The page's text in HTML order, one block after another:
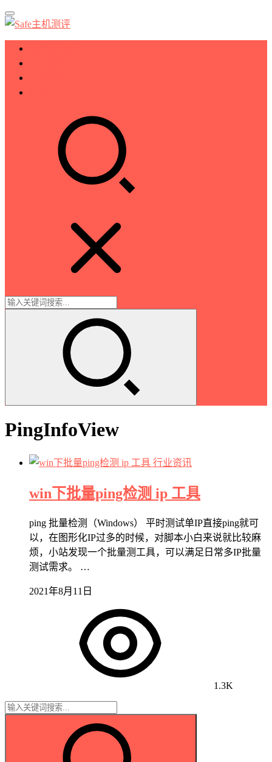
PingInfoView
行业资讯
win下批量ping检测 ip 工具
ping 批量检测（Windows） 平时测试单IP直接ping就可
以，在图形化IP过多的时候，对脚本小白来说就比较麻
烦，小站发现一个批量测工具，可以满足日常多IP批量
测试需求。 …
2021年8月11日
1.3K